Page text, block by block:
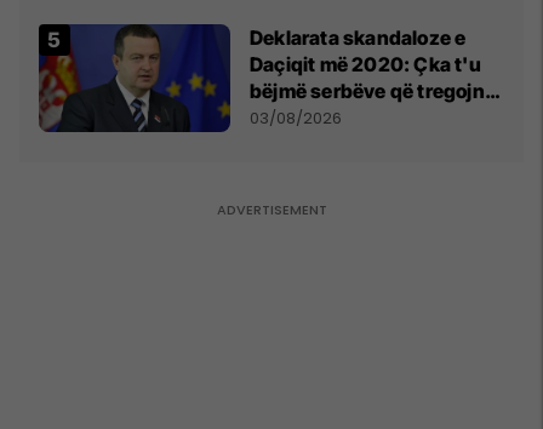
​Deklarata skandaloze e
Daçiqit më 2020: Çka t'u
bëjmë serbëve që tregojnë
ku janë varrosur shqiptarët
03/08/2026